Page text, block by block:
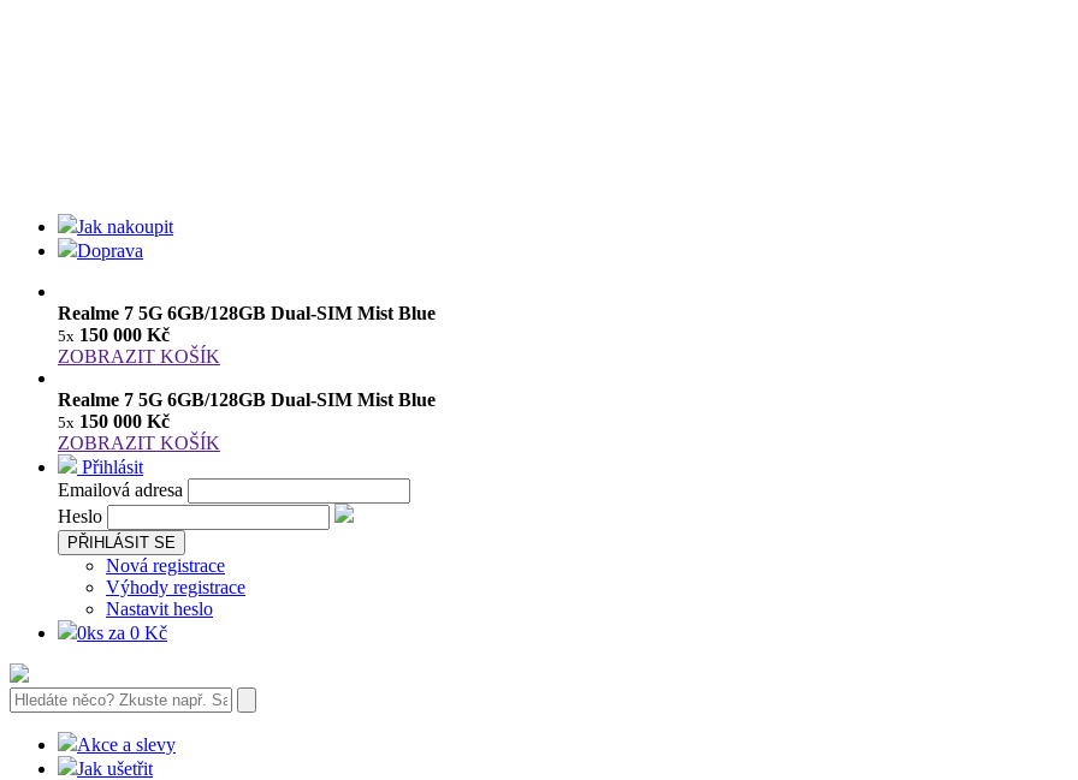
Jak nakoupit
Doprava
Realme 7 5G 6GB/128GB Dual-SIM Mist Blue
5x 150 000 Kč
ZOBRAZIT KOŠÍK
Realme 7 5G 6GB/128GB Dual-SIM Mist Blue
5x 150 000 Kč
ZOBRAZIT KOŠÍK
Přihlásit
Emailová adresa
Heslo
PŘIHLÁSIT SE
Nová registrace
Výhody registrace
Nastavit heslo
0ks za 0 Kč
Akce a slevy
Jak ušetřit